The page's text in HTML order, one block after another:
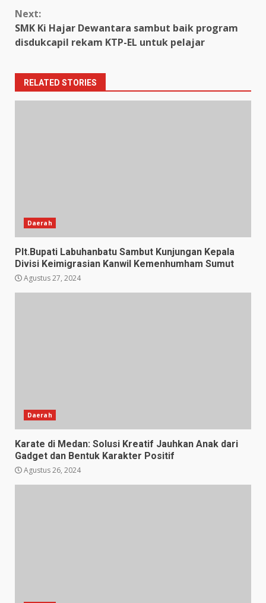
Next:
SMK Ki Hajar Dewantara sambut baik program
disdukcapil rekam KTP-EL untuk pelajar
RELATED STORIES
Daerah
Plt.Bupati Labuhanbatu Sambut Kunjungan Kepala
Divisi Keimigrasian Kanwil Kemenhumham Sumut
Agustus 27, 2024
Daerah
Karate di Medan: Solusi Kreatif Jauhkan Anak dari
Gadget dan Bentuk Karakter Positif
Agustus 26, 2024